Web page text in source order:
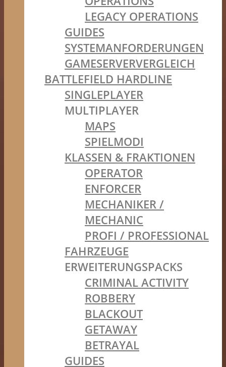
LEGACY OPERATIONS
GUIDES
SYSTEMANFORDERUNGEN
GAMESERVERVERGLEICH
BATTLEFIELD HARDLINE
SINGLEPLAYER
MULTIPLAYER
MAPS
SPIELMODI
KLASSEN & FRAKTIONEN
OPERATOR
ENFORCER
MECHANIKER /
MECHANIC
PROFI / PROFESSIONAL
FAHRZEUGE
ERWEITERUNGSPACKS
CRIMINAL ACTIVITY
ROBBERY
BLACKOUT
GETAWAY
BETRAYAL
GUIDES